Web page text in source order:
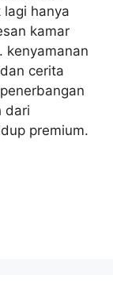
hanya
kamar
kenyamanan
cerita
dari
premium.